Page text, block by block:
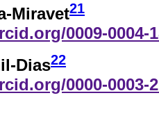
Miravet21
0009-0004-
Dias22
0000-0003-